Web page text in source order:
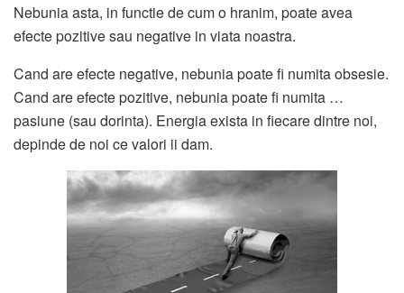
Nebunia asta, in functie de cum o hranim, poate avea
efecte pozitive sau negative in viata noastra.
Cand are efecte negative, nebunia poate fi numita obsesie.
Cand are efecte pozitive, nebunia poate fi numita …
pasiune (sau dorinta). Energia exista in fiecare dintre noi,
depinde de noi ce valori ii dam.